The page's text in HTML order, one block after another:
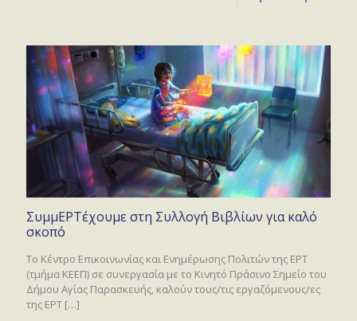
ΣυμμΕΡΤέχουμε στη Συλλογή Βιβλίων για καλό
σκοπό
Το Κέντρο Επικοινωνίας και Ενημέρωσης Πολιτών της ΕΡΤ
(τμήμα ΚΕΕΠ) σε συνεργασία με το Κινητό Πράσινο Σημείο του
Δήμου Αγίας Παρασκευής, καλούν τους/τις εργαζόμενους/ες
της ΕΡΤ […]